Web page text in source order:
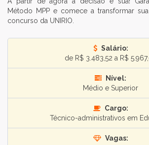
Método MPP e comece a transformar
concurso da UNIRIO.
Salário:
de R$ 3.483,52 a R$
Nível:
Médio e Superior
Cargo:
Técnico-administrativos em
Vagas: